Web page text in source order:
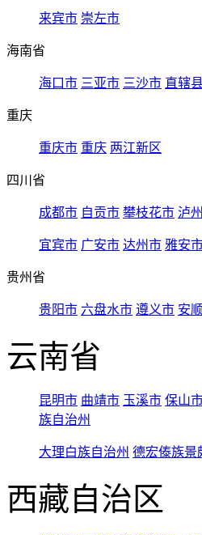
来宾市 崇左市
海南省
海口市 三亚市 三沙市 直辖
重庆
重庆市 重庆 两江新区
四川省
成都市 自贡市 攀枝花市 泸
宜宾市 广安市 达州市 雅安
贵州省
贵阳市 六盘水市 遵义市 安
云南省
昆明市 曲靖市 玉溪市 保山
族自治州
大理白族自治州 德宏傣族景
西藏自治区